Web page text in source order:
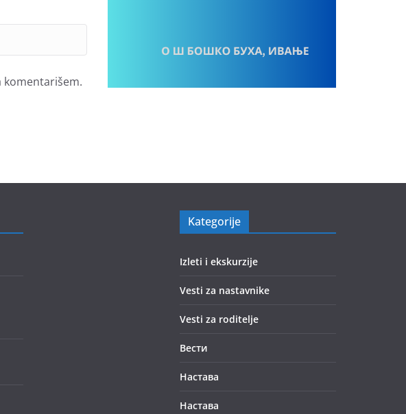
komentarišem.
Kategorije
Izleti i ekskurzije
Vesti za nastavnike
Vesti za roditelje
Вести
Настава
Настава